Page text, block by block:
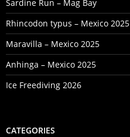
Sardine Run – Mag Bay
Rhincodon typus – Mexico 2025
Maravilla – Mexico 2025
Anhinga – Mexico 2025
Ice Freediving 2026
CATEGORIES